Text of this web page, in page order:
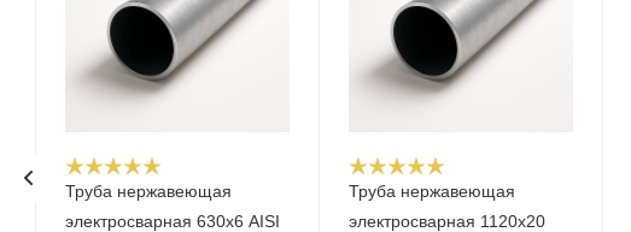
Труба нержавеющая
электросварная 630х6 AISI
Труба нержавеющая
электросварная 1120х20